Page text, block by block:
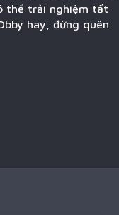
thể trải nghiệm tất
hay, đừng quên